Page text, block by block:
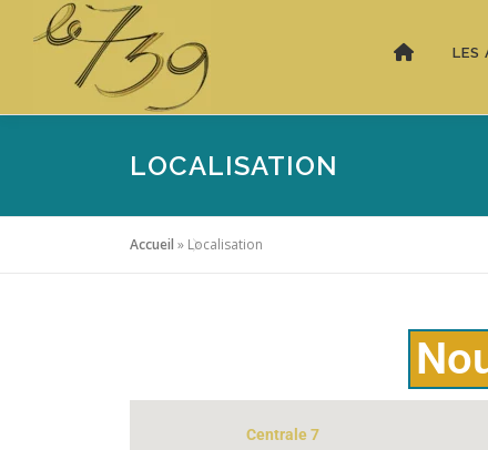
LES
LOCALISATION
Accueil » Localisation
Centrale 7